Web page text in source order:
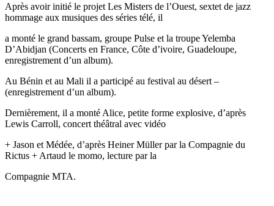
Après avoir initié le projet Les Misters de l’Ouest, sextet de jazz
hommage aux musiques des séries télé, il
a monté le grand bassam, groupe Pulse et la troupe Yelemba
D’Abidjan (Concerts en France, Côte d’ivoire, Guadeloupe,
enregistrement d’un album).
Au Bénin et au Mali il a participé au festival au désert –
(enregistrement d’un album).
Dernièrement, il a monté Alice, petite forme explosive, d’après
Lewis Carroll, concert théâtral avec vidéo
+ Jason et Médée, d’après Heiner Müller par la Compagnie du
Rictus + Artaud le momo, lecture par la
Compagnie MTA.